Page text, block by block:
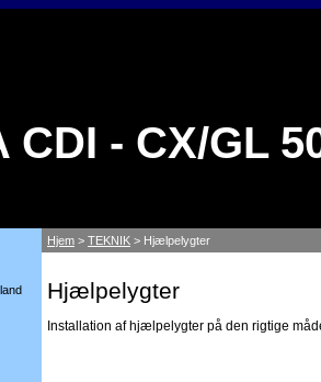
CDI - CX/GL
Hjem > TEKNIK > Hjælpelygter
Hjælpelygter
Installation af hjælpelygter på den rigtige